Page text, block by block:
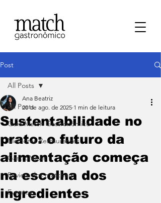
Post
All Posts
⁠Guia Match Gastronômico
Melhores Restaurantes
⁠GastroNews
Review dos matchers
Eventos
All Posts
Sustentabilidade no
prato: o futuro da
alimentação começa
na escolha dos
ingredientes
Ana Beatriz
20 de ago. de 2025 1 min de leitura